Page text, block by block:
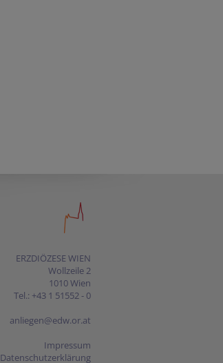
ERZDIÖZESE WIEN
Wollzeile 2
1010 Wien
Tel.: +43 1 51552 - 0
anliegen@edw.or.at
Impressum
Datenschutzerklärung